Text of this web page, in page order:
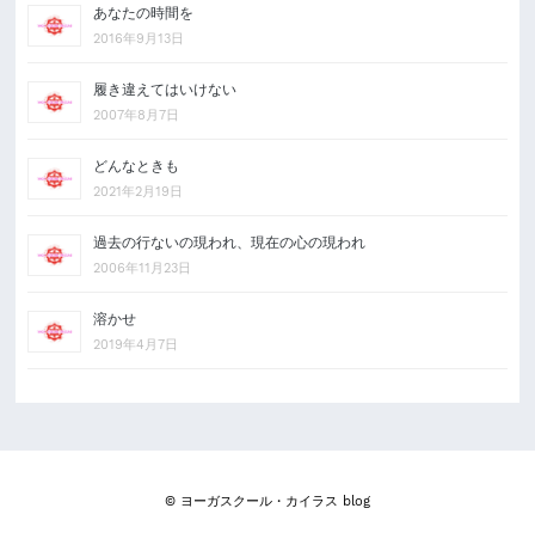
あなたの時間を
2016年9月13日
履き違えてはいけない
2007年8月7日
どんなときも
2021年2月19日
過去の行ないの現われ、現在の心の現われ
2006年11月23日
溶かせ
2019年4月7日
© ヨーガスクール・カイラス blog